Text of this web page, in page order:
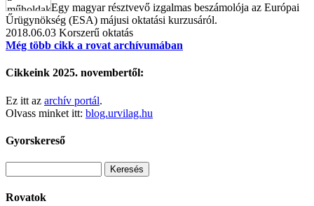
Egy magyar résztvevő izgalmas beszámolója az Európai
Űrügynökség (ESA) májusi oktatási kurzusáról.
2018.06.03 Korszerű oktatás
Még több cikk a rovat archívumában
Cikkeink 2025. novembertől:
Ez itt az archív portál.
Olvass minket itt: blog.urvilag.hu
Gyorskereső
Rovatok